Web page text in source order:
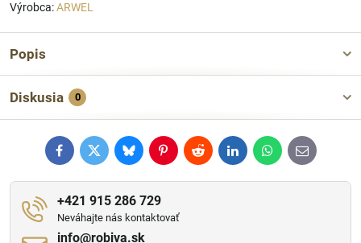
Výrobca:ARWEL
Popis
Diskusia 0
FacebookTwitterBlueskyPinterestRedditLinkedInWhatsApp
E-
mail
+421 915 286 729
Neváhajte nás kontaktovať
info​@robiva​.sk